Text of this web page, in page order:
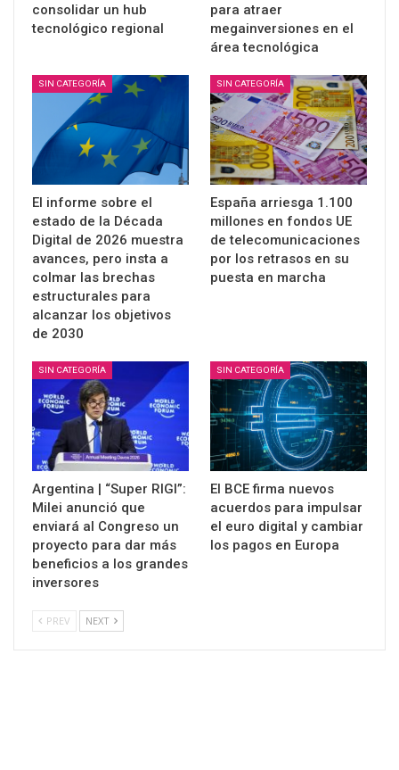
consolidar un hub
tecnológico regional
para atraer
megainversiones en el
área tecnológica
SIN CATEGORÍA
El informe sobre el
estado de la Década
Digital de 2026 muestra
avances, pero insta a
colmar las brechas
estructurales para
alcanzar los objetivos
de 2030
SIN CATEGORÍA
España arriesga 1.100
millones en fondos UE
de telecomunicaciones
por los retrasos en su
puesta en marcha
SIN CATEGORÍA
Argentina | “Super RIGI”:
Milei anunció que
enviará al Congreso un
proyecto para dar más
beneficios a los grandes
inversores
SIN CATEGORÍA
El BCE firma nuevos
acuerdos para impulsar
el euro digital y cambiar
los pagos en Europa
PREV NEXT